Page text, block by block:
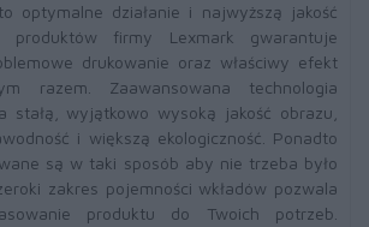
optymalne działanie i najwyższą jakość
produktów firmy Lexmark gwarantuje
drukowanie oraz właściwy efekt
razem. Zaawansowana technologia
stałą, wyjątkowo wysoką jakość obrazu,
i większą ekologiczność. Ponadto
są w taki sposób aby nie trzeba było
zakres pojemności wkładów pozwala
produktu do Twoich potrzeb.